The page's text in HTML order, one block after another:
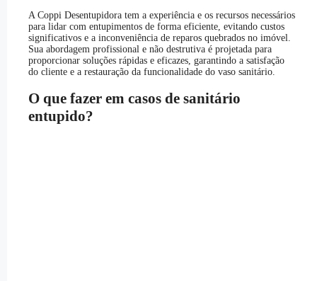
A Coppi Desentupidora tem a experiência e os recursos necessários
para lidar com entupimentos de forma eficiente, evitando custos
significativos e a inconveniência de reparos quebrados no imóvel.
Sua abordagem profissional e não destrutiva é projetada para
proporcionar soluções rápidas e eficazes, garantindo a satisfação
do cliente e a restauração da funcionalidade do vaso sanitário.
O que fazer em casos de sanitário
entupido?